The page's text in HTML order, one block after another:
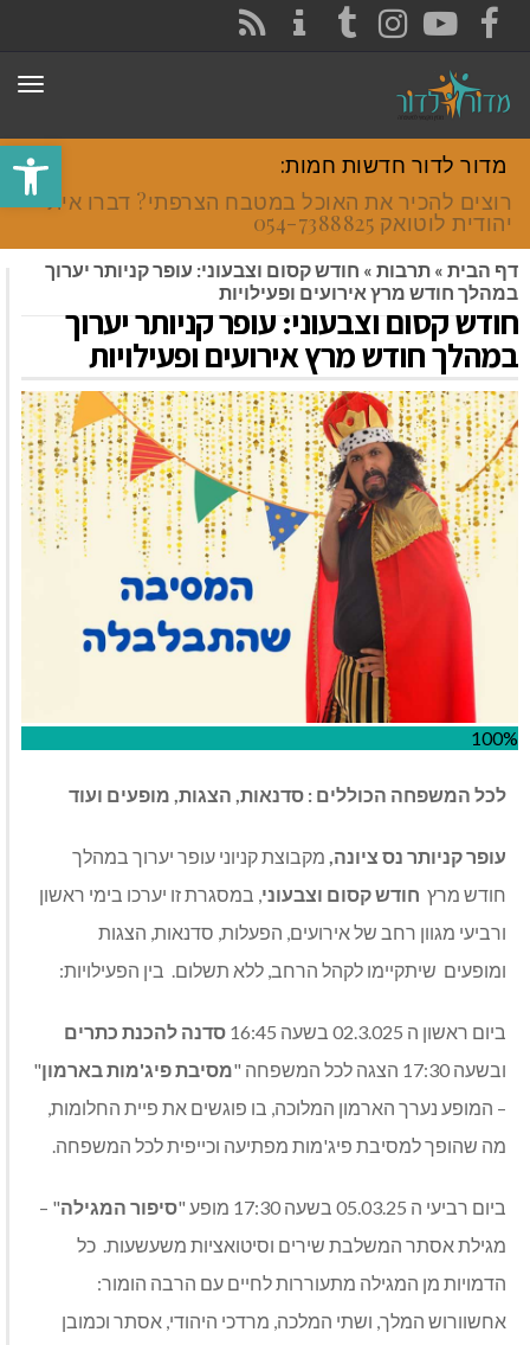
פתח
FACEBOOK
YOUTUBE
INSTAGRAM
TUMBLR
מדור לדור חדשות חמות:
רוצים להכיר את האוכל במטבח הצרפתי? דברו איתי
יהודית לוטואק 054-7388825.
דף הבית » תרבות » חודש קסום וצבעוני: עופר קניותר יערוך
במהלך חודש מרץ אירועים ופעילויות
חודש קסום וצבעוני: עופר קניותר יערוך
במהלך חודש מרץ אירועים ופעילויות
100%
לכל המשפחה הכוללים : סדנאות, הצגות, מופעים ועוד
עופר קניותר נס ציונה, מקבוצת קניוני עופר יערוך במהלך
חודש מרץ חודש קסום וצבעוני, במסגרת זו יערכו בימי ראשון
ורביעי מגוון רחב של אירועים, הפעלות, סדנאות, הצגות
ומופעים שיתקיימו לקהל הרחב, ללא תשלום. בין הפעילויות:
ביום ראשון ה 02.3.025 בשעה 16:45
סדנה להכנת כתרים
ובשעה 17:30 הצגה לכל המשפחה "
מסיבת פיג'מות בארמון"
– המופע נערך הארמון המלוכה, בו פוגשים את פיית החלומות,
מה שהופך למסיבת פיג'מות מפתיעה וכייפית לכל המשפחה.
ביום רביעי ה 05.03.25 בשעה 17:30 מופע " סיפור המגילה" –
מגילת אסתר המשלבת שירים וסיטואציות משעשעות. כל
הדמויות מן המגילה מתעוררות לחיים עם הרבה הומור:
אחשוורוש המלך, ושתי המלכה, מרדכי היהודי, אסתר וכמובן